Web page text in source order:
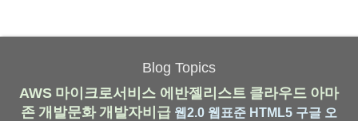
Blog Topics
AWS 마이크로서비스 에반젤리스트 클라우드 아마
존 개발문화 개발자비급 웹2.0 웹표준 HTML5 구글 오